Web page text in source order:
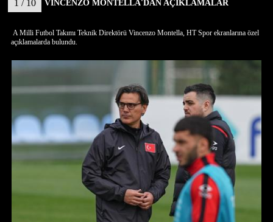
1 / 10 VINCENZO MONTELLA'DAN AÇIKLAMALAR
A Milli Futbol Takımı Teknik Direktörü Vincenzo Montella, HT Spor ekranlarına özel
açıklamalarda bulundu.